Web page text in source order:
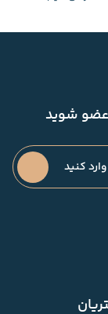
عضو شوید